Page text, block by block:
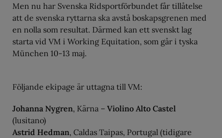
Men nu har Svenska Ridsportförbundet får tillåtelse
att de svenska ryttarna ska avstå boskapsgrenen med
en nolla som resultat. Därmed kan ett svenskt lag
starta vid VM i Working Equitation, som går i tyska
München 10-13 maj.
Följande ekipage är uttagna till VM:
Johanna Nygren, Kärna – Violino Alto Castel
(lusitano)
Astrid Hedman, Caldas Taipas, Portugal (tidigare